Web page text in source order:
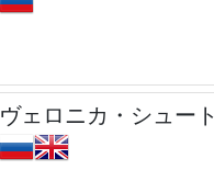
ヴェロニカ・シュート